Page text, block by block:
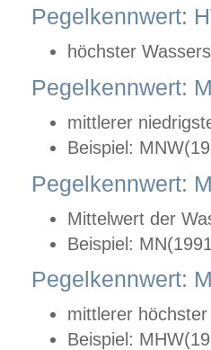
Pegelkennwert:
höchster
Pegelkennwert:
mittlerer
Beispiel:
Pegelkennwert:
Mittelwert der
Beispiel:
Pegelkennwert:
mittlerer
Beispiel: